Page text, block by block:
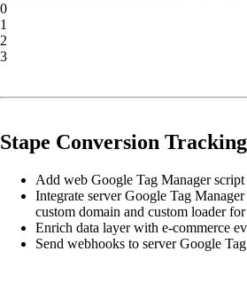
0
1
2
3
Stape Conversion
Add web Google Tag Manager script
Integrate server Google Tag
custom domain and custom loader
Enrich data layer with e-commerce
Send webhooks to server Google